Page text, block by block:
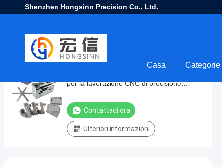
Shenzhen Hongsinn Precision Co., Ltd.
Casa Categorie
Industries
Inc.
offre
per la lavorazione CNC di precisione,
mediche.
Contattaci ora
Ulteriori informazioni